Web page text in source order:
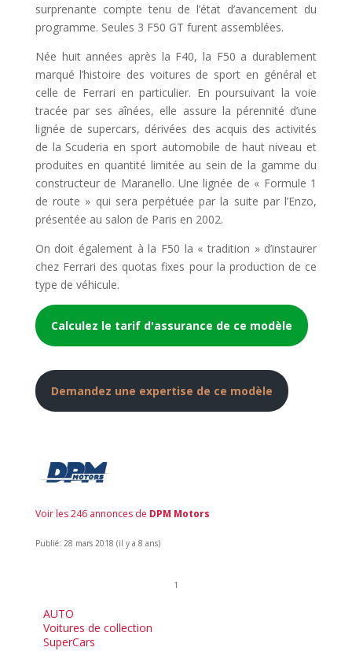
surprenante compte tenu de l’état d’avancement du
programme. Seules 3 F50 GT furent assemblées.
Née huit années après la F40, la F50 a durablement
marqué l’histoire des voitures de sport en général et
celle de Ferrari en particulier. En poursuivant la voie
tracée par ses aînées, elle assure la pérennité d’une
lignée de supercars, dérivées des acquis des activités
de la Scuderia en sport automobile de haut niveau et
produites en quantité limitée au sein de la gamme du
constructeur de Maranello. Une lignée de « Formule 1
de route » qui sera perpétuée par la suite par l’Enzo,
présentée au salon de Paris en 2002.
On doit également à la F50 la « tradition » d’instaurer
chez Ferrari des quotas fixes pour la production de ce
type de véhicule.
Calculez le tarif d'assurance de ce modèle
Demandez une expertise de ce modèle
Voir les 246 annonces de DPM Motors
Publié: 28 mars 2018 (il y a 8 ans)
1
AUTO
Voitures de collection
SuperCars